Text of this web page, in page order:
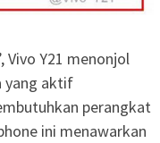
Vivo Y21 menonjol
yang aktif
perangkat
ini menawarkan